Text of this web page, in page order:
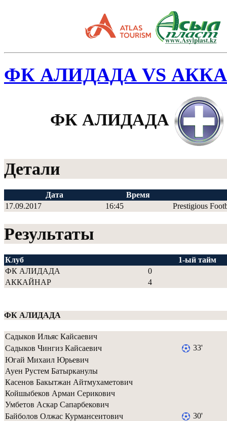
ФК АЛИДАДА VS
ФК АЛИДАДА
Детали
Дата
Время
17.09.2017
16:45 Prestigious
Результаты
Клуб
1-ый тайм
ФК АЛИДАДА
0
АККАЙНАР
4
ФК АЛИДАДА
Садыков Ильяс Кайсаевич
Садыков Чингиз Кайсаевич
33'
Югай Михаил Юрьевич
Ауен Рустем Батырканулы
Касенов Бакытжан Айтмухаметович
Койшыбеков Арман Серикович
Умбетов Аскар Сапарбекович
Байболов Олжас Курмансеитович
30'